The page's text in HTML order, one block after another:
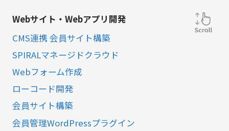
Webサイト・Webアプリ開発
CMS連携 会員サイト構築
SPIRALマネージドクラウド
Webフォーム作成
ローコード開発
会員サイト構築
会員管理WordPressプラグイン